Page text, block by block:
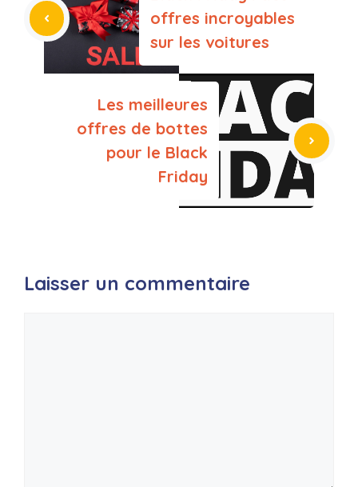
offres incroyables
sur les voitures
Les meilleures
offres de bottes
pour le Black
Friday
Laisser un commentaire